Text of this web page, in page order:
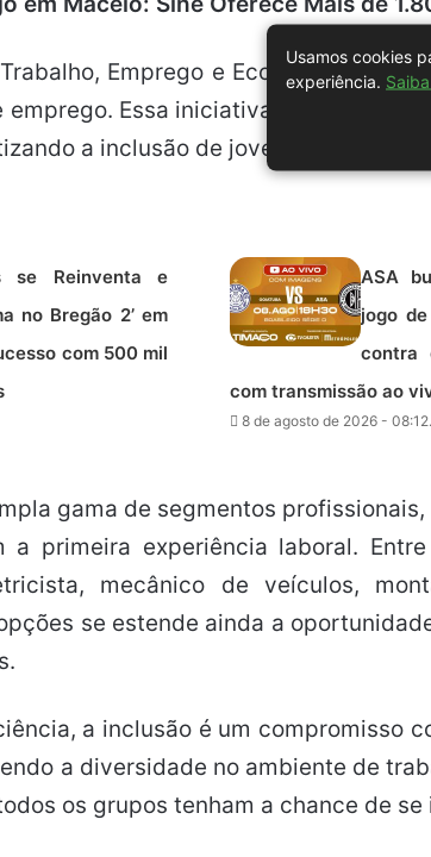
Emprego e Economia
emprego. Essa iniciativa tem como
a inclusão de jovens
se Reinventa e
no Bregão 2’ em
com 500 mil
ASA
jogo
contra
com transmissão ao
8 de agosto de 2026 - 08:12.
gama de segmentos
a primeira experiência laboral.
mecânico de veículos,
se estende ainda a
a inclusão é um compromisso
a diversidade no ambiente de
os grupos tenham a chance de
Usamos cookies
experiência.